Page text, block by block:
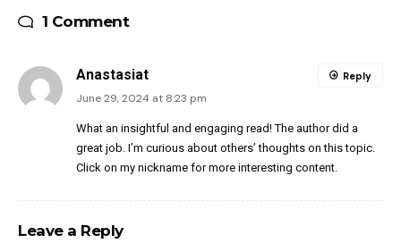
1 Comment
Anastasiat
June 29, 2024 at 8:23 pm
What an insightful and engaging read! The author did a
great job. I’m curious about others’ thoughts on this topic.
Click on my nickname for more interesting content.
Reply
Leave a Reply